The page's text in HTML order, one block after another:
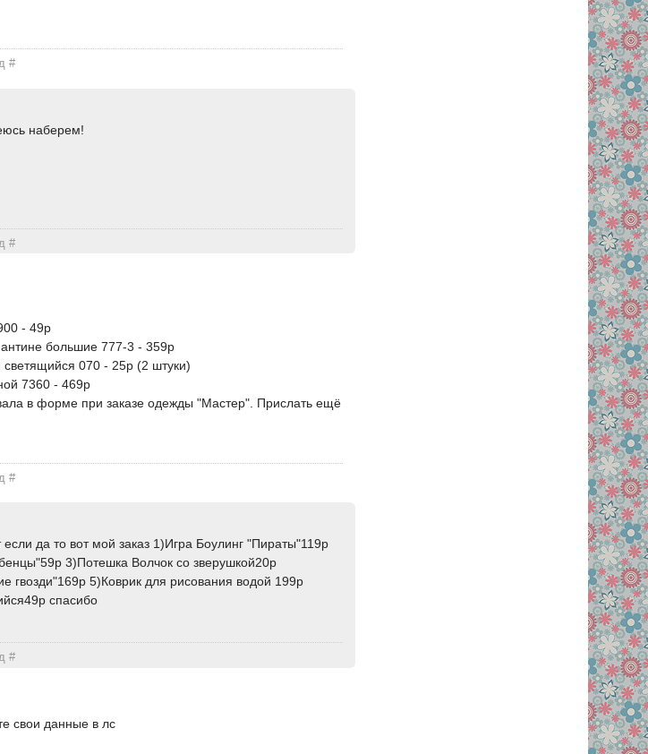
#
наберем!
#
- 49р
большие 777-3 - 359р
светящийся 070 - 25р (2 штуки)
7360 - 469р
в форме при заказе одежды "Мастер". Прислать ещё
#
если да то вот мой заказ 1)Игра Боулинг "Пираты"119р
3)Потешка Волчок со зверушкой20р
гвозди"169р 5)Коврик для рисования водой 199р
спасибо
#
свои данные в лс